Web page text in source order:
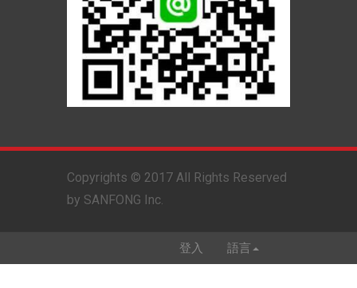
Copyrights © 2017 All Rights Reserved
by SANFONG Inc.
登入 語言